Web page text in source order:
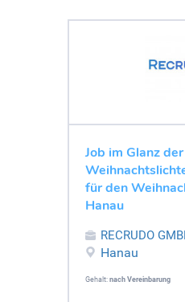
Job im Glanz der
für den
Hanau
RECRUDO
Hanau
Gehalt: nach Vereinbarung